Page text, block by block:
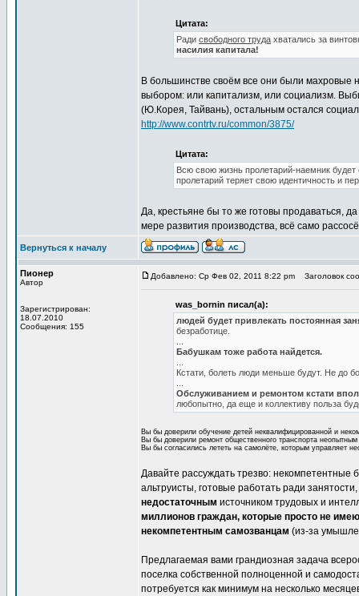
Цитата:
Ради свободного труда хватались за
насилия капитала!
В большинстве своём все они были махровые
выбором: или капитализм, или социализм.
(Ю.Корея, Тайвань), остальным остался
http://www.contrtv.ru/common/3875/
Цитата:
Всю свою жизнь пролетарий-наемник
пролетарий теряет свою идентичность и
Да, крестьяне бы то же готовы продаваться,
мере развития производства, всё само
Вернуться к началу
Пионер
Автор
Зарегистрирован:
18.07.2010
Сообщения: 155
Добавлено: Ср Фев 02, 2011 8:22 pm Заголовок
was_bornin писал(а):
людей будет привлекать постоянная
безработице.
Бабушкам тоже работа найдется.
Кстати, болеть люди меньше будут. Не до
Обслуживанием и ремонтом кстати
любопытно, да еще и коллективу польза
Вы бы доверили обучение детей неквалифицированной и
Вы бы доверили ремонт общественного транспорта
Вы бы согласились лететь на самолёте, которым управляет
Давайте рассуждать трезво:
альтруисты, готовые работать ради
недостаточным источником трудовых и
миллионов граждан, которые просто не
некомпетентным самозванцам (из-за
Предлагаемая вами грандиозная задача
поселка собственной полноценной и
потребуется как минимум на несколько